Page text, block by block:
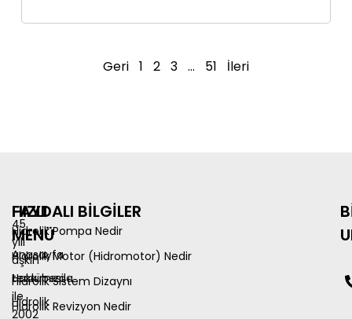
Geri 1 2 3 … 51 İleri
45
yılı
aşkın
tecrübesi
ile
2002
HIZLI
MENÜ
Anasayfa
Hakkımızda
Hidrolik
FAYDALI BİLGİLER
Hidrolik Pompa Nedir
Hidrolik Motor (Hidromotor) Nedir
Hidrolik Sistem Dizaynı
Hidrolik Revizyon Nedir